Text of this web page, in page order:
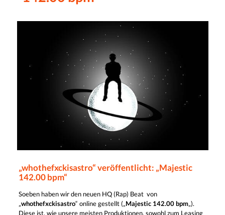
„whothefxckisastro“ veröffentlicht: „Majestic
142.00 bpm“
Soeben haben wir den neuen HQ (Rap) Beat von
„whothefxckisastro“ online gestellt („Majestic 142.00 bpm„).
Diese ist, wie unsere meisten Produktionen, sowohl zum Leasing